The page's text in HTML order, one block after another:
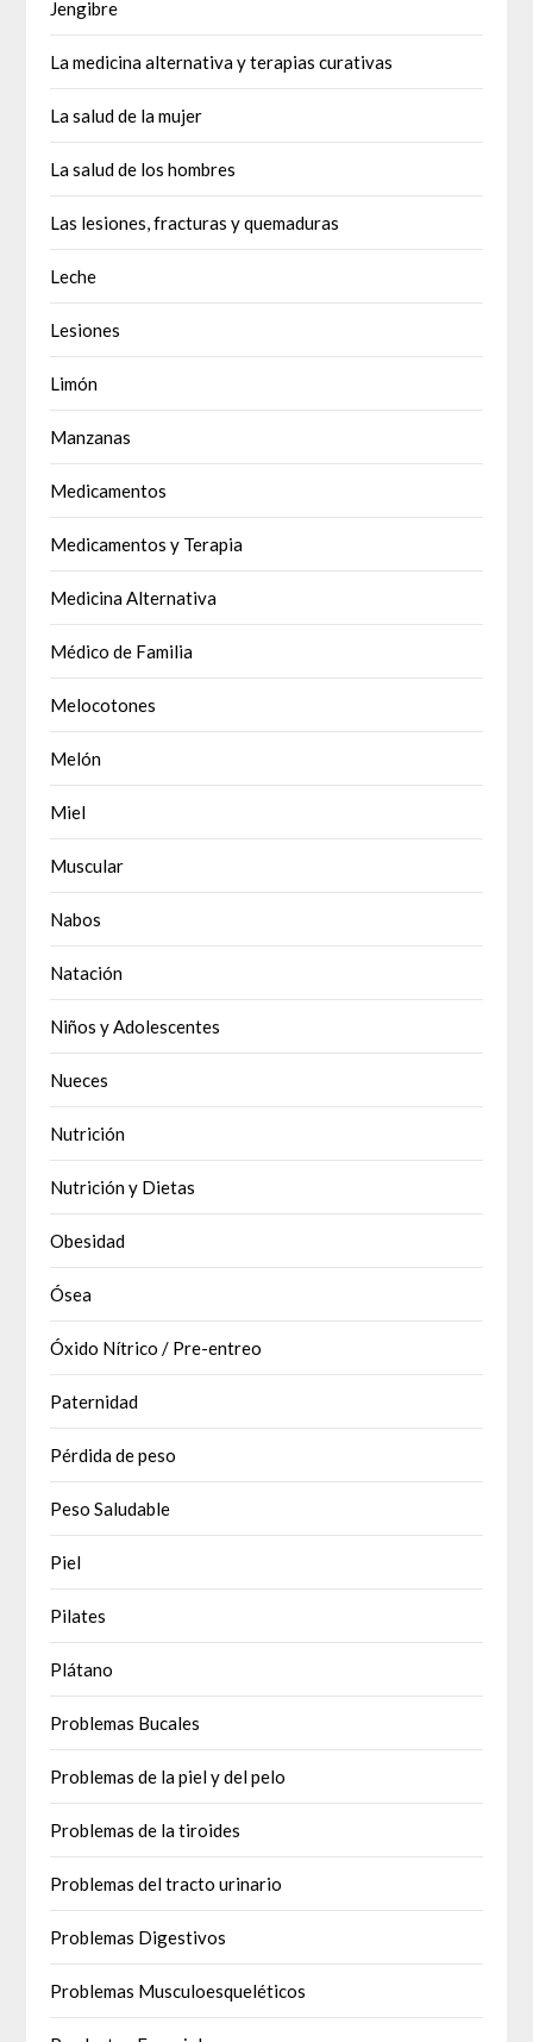
Jengibre
La medicina alternativa y terapias curativas
La salud de la mujer
La salud de los hombres
Las lesiones, fracturas y quemaduras
Leche
Lesiones
Limón
Manzanas
Medicamentos
Medicamentos y Terapia
Medicina Alternativa
Médico de Familia
Melocotones
Melón
Miel
Muscular
Nabos
Natación
Niños y Adolescentes
Nueces
Nutrición
Nutrición y Dietas
Obesidad
Ósea
Óxido Nítrico / Pre-entreo
Paternidad
Pérdida de peso
Peso Saludable
Piel
Pilates
Plátano
Problemas Bucales
Problemas de la piel y del pelo
Problemas de la tiroides
Problemas del tracto urinario
Problemas Digestivos
Problemas Musculoesqueléticos